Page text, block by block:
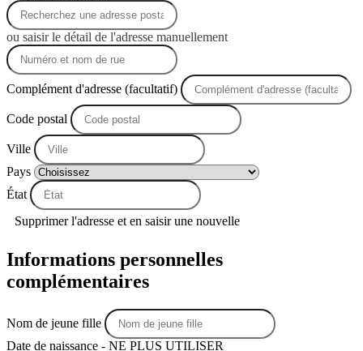
ou saisir le détail de l'adresse manuellement
Complément d'adresse (facultatif)
Code postal
Ville
Pays
État
Supprimer l'adresse et en saisir une nouvelle
Informations personnelles
complémentaires
Nom de jeune fille
Date de naissance - NE PLUS UTILISER